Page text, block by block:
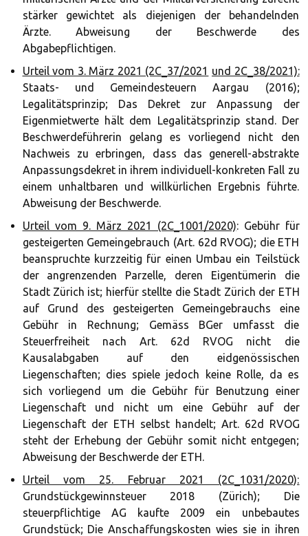
stärker gewichtet als diejenigen der behandelnden
Ärzte. Abweisung der Beschwerde des
Abgabepflichtigen.
Urteil vom 3. März 2021 (2C_37/2021 und 2C_38/2021):
Staats- und Gemeindesteuern Aargau (2016);
Legalitätsprinzip; Das Dekret zur Anpassung der
Eigenmietwerte hält dem Legalitätsprinzip stand. Der
Beschwerdeführerin gelang es vorliegend nicht den
Nachweis zu erbringen, dass das generell-abstrakte
Anpassungsdekret in ihrem individuell-konkreten Fall zu
einem unhaltbaren und willkürlichen Ergebnis führte.
Abweisung der Beschwerde.
Urteil vom 9. März 2021 (2C_1001/2020): Gebühr für
gesteigerten Gemeingebrauch (Art. 62d RVOG); die ETH
beanspruchte kurzzeitig für einen Umbau ein Teilstück
der angrenzenden Parzelle, deren Eigentümerin die
Stadt Zürich ist; hierfür stellte die Stadt Zürich der ETH
auf Grund des gesteigerten Gemeingebrauchs eine
Gebühr in Rechnung; Gemäss BGer umfasst die
Steuerfreiheit nach Art. 62d RVOG nicht die
Kausalabgaben auf den eidgenössischen
Liegenschaften; dies spiele jedoch keine Rolle, da es
sich vorliegend um die Gebühr für Benutzung einer
Liegenschaft und nicht um eine Gebühr auf der
Liegenschaft der ETH selbst handelt; Art. 62d RVOG
steht der Erhebung der Gebühr somit nicht entgegen;
Abweisung der Beschwerde der ETH.
Urteil vom 25. Februar 2021 (2C_1031/2020):
Grundstückgewinnsteuer 2018 (Zürich); Die
steuerpflichtige AG kaufte 2009 ein unbebautes
Grundstück; Die Anschaffungskosten wies sie in ihren